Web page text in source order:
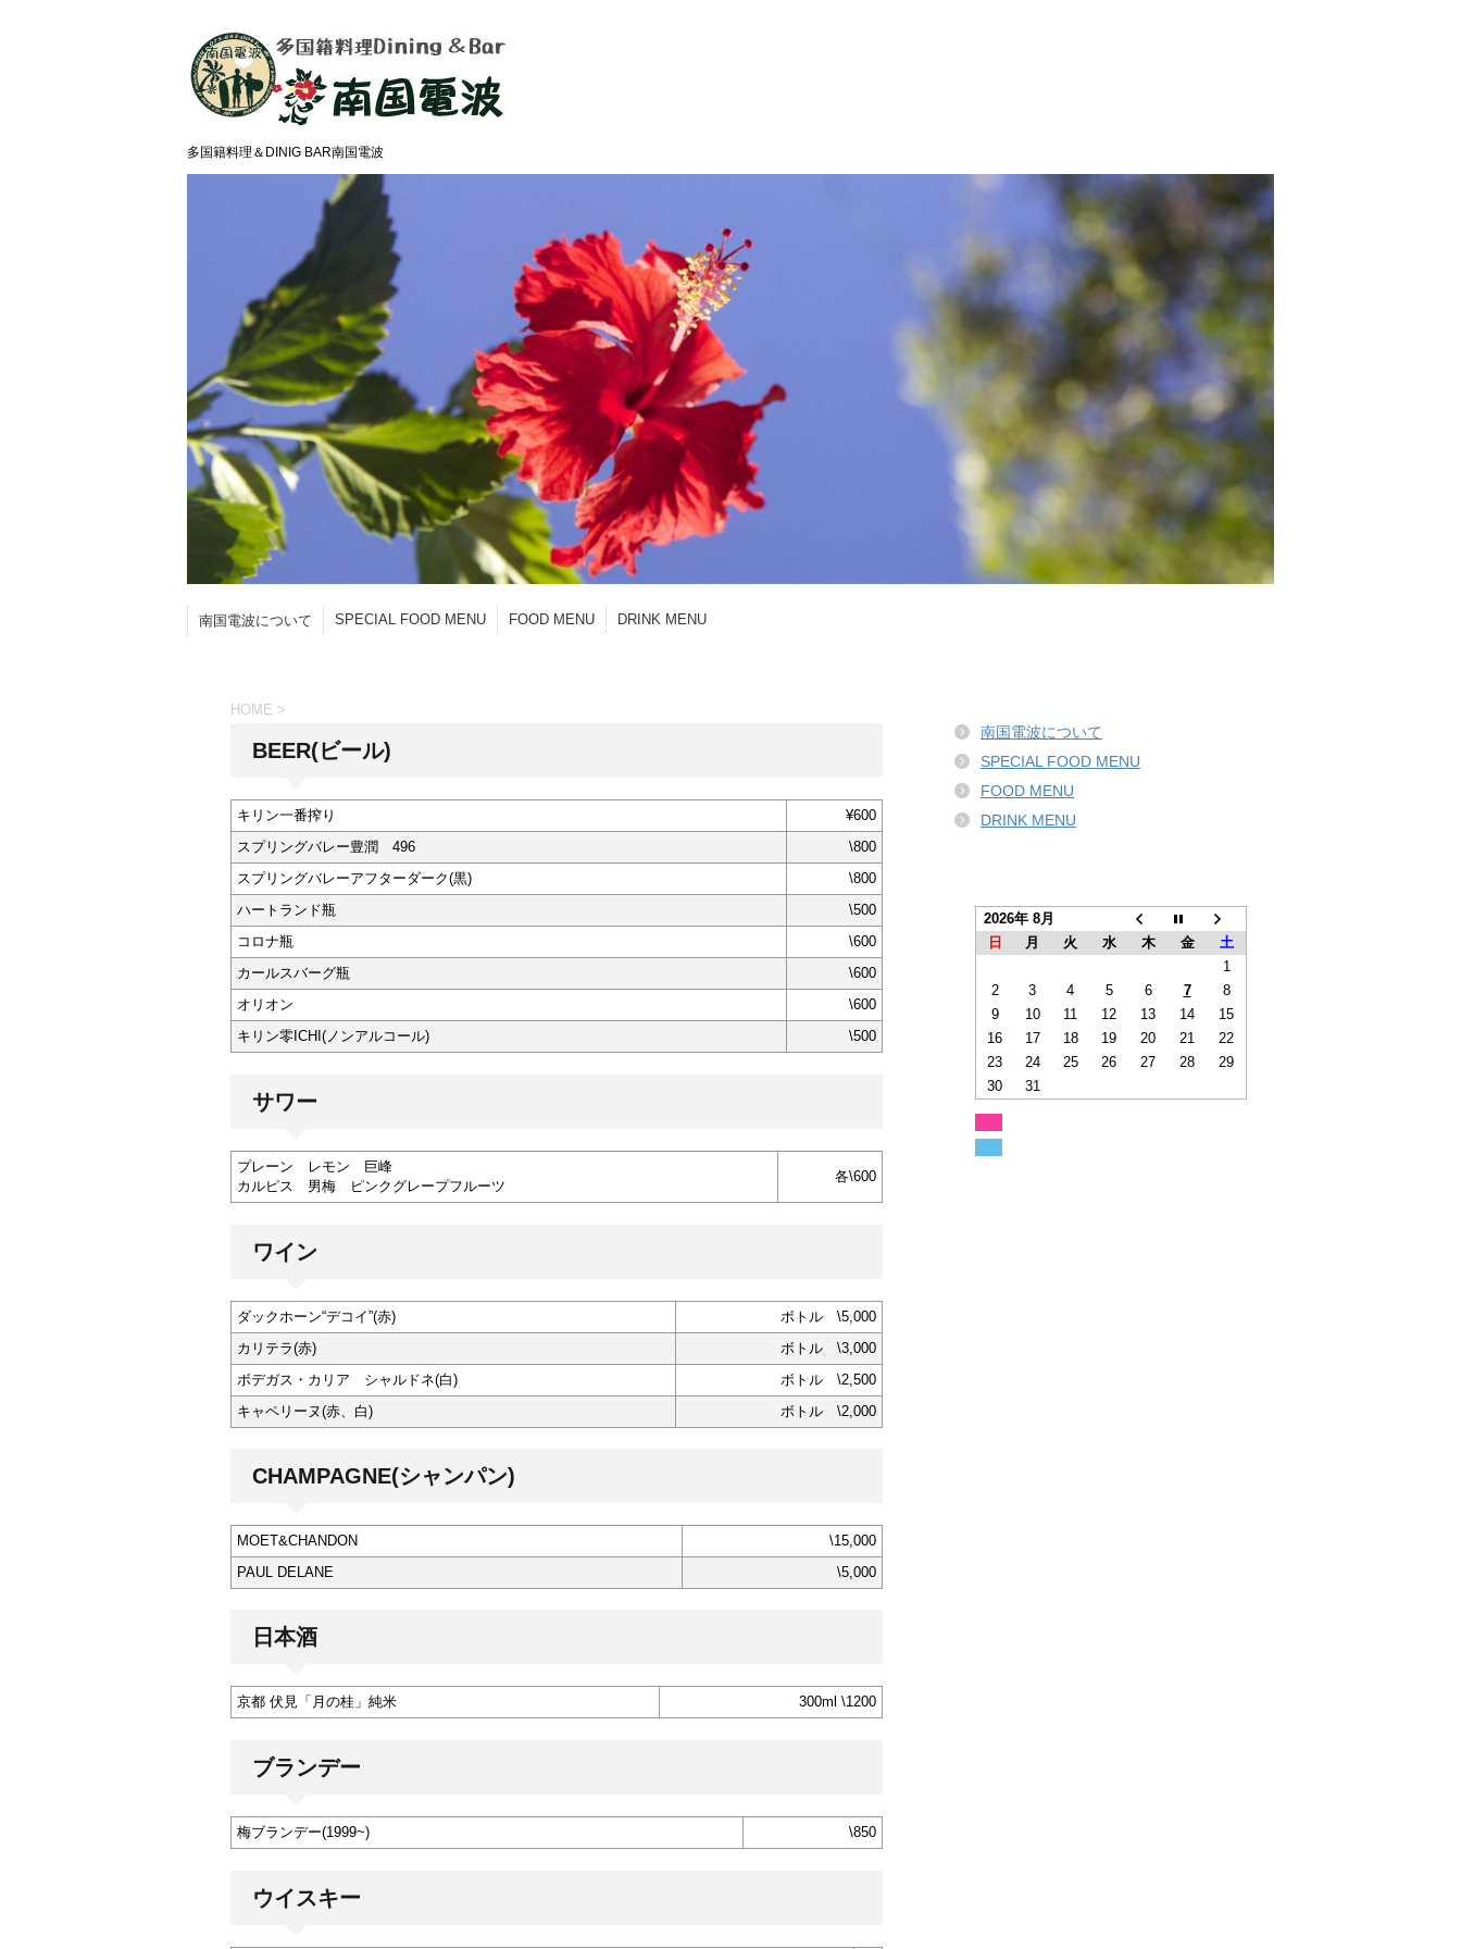
多国籍料理＆DINIG BAR南国電波
南国電波について SPECIAL FOOD MENU FOOD MENU DRINK MENU
HOME >
BEER(ビール)
キリン一番搾り
¥600
スプリングバレー豊潤 496
\800
スプリングバレーアフターダーク(黒)
\800
ハートランド瓶
\500
コロナ瓶
\600
カールスバーグ瓶
\600
オリオン
\600
キリン零ICHI(ノンアルコール)
\500
サワー
プレーン レモン 巨峰
カルピス 男梅 ピンクグレープフルーツ
各\600
ワイン
ダックホーン“デコイ”(赤)
ボトル \5,000
カリテラ(赤)
ボトル \3,000
ボデガス・カリア シャルドネ(白)
ボトル \2,500
キャペリーヌ(赤、白)
ボトル \2,000
CHAMPAGNE(シャンパン)
MOET&CHANDON
\15,000
PAUL DELANE
\5,000
日本酒
京都 伏見「月の桂」純米 300ml \1200
ブランデー
梅ブランデー(1999~) \850
ウイスキー
南国電波について
SPECIAL FOOD MENU
FOOD MENU
DRINK MENU
2026年 8月
日
月 火 水 木 金
土
1
2
3 4 5 6 7
8
9
10 11 12 13 14
15
16
17 18 19 20 21
22
23
24 25 26 27 28
29
30
31